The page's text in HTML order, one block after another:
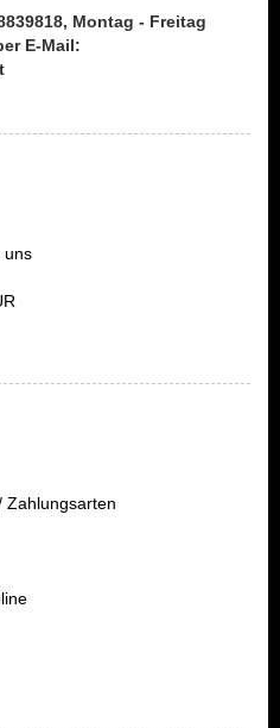
Montag - Freitag
E-Mail:
uns
Zahlungsarten